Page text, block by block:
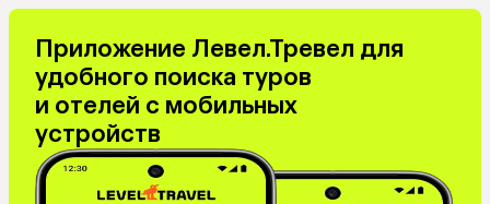
Приложение Левел.Тревел для
удобного поиска туров
и отелей с мобильных
устройств